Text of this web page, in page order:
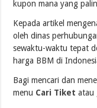
kupon mana yang
Kepada artikel
oleh dinas
sewaktu-waktu tepat
harga BBM di
Bagi mencari dan
menu Cari Tiket atau